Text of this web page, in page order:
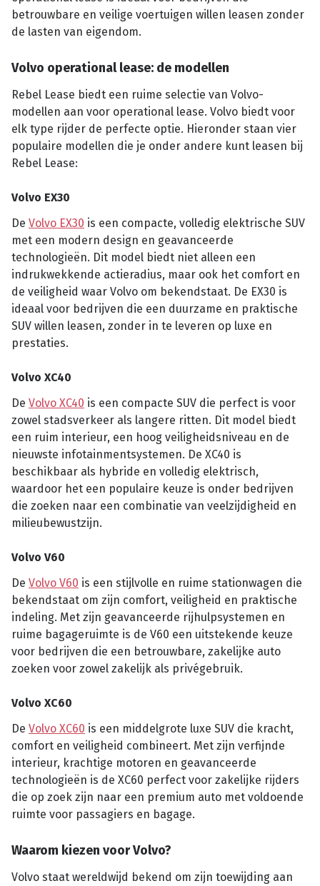
betrouwbare en veilige voertuigen willen leasen zonder
de lasten van eigendom.
Volvo operational lease: de modellen
Rebel Lease biedt een ruime selectie van Volvo-
modellen aan voor operational lease. Volvo biedt voor
elk type rijder de perfecte optie. Hieronder staan vier
populaire modellen die je onder andere kunt leasen bij
Rebel Lease:
Volvo EX30
De Volvo EX30 is een compacte, volledig elektrische SUV
met een modern design en geavanceerde
technologieën. Dit model biedt niet alleen een
indrukwekkende actieradius, maar ook het comfort en
de veiligheid waar Volvo om bekendstaat. De EX30 is
ideaal voor bedrijven die een duurzame en praktische
SUV willen leasen, zonder in te leveren op luxe en
prestaties.
Volvo XC40
De Volvo XC40 is een compacte SUV die perfect is voor
zowel stadsverkeer als langere ritten. Dit model biedt
een ruim interieur, een hoog veiligheidsniveau en de
nieuwste infotainmentsystemen. De XC40 is
beschikbaar als hybride en volledig elektrisch,
waardoor het een populaire keuze is onder bedrijven
die zoeken naar een combinatie van veelzijdigheid en
milieubewustzijn.
Volvo V60
De Volvo V60 is een stijlvolle en ruime stationwagen die
bekendstaat om zijn comfort, veiligheid en praktische
indeling. Met zijn geavanceerde rijhulpsystemen en
ruime bagageruimte is de V60 een uitstekende keuze
voor bedrijven die een betrouwbare, zakelijke auto
zoeken voor zowel zakelijk als privégebruik.
Volvo XC60
De Volvo XC60 is een middelgrote luxe SUV die kracht,
comfort en veiligheid combineert. Met zijn verfijnde
interieur, krachtige motoren en geavanceerde
technologieën is de XC60 perfect voor zakelijke rijders
die op zoek zijn naar een premium auto met voldoende
ruimte voor passagiers en bagage.
Waarom kiezen voor Volvo?
Volvo staat wereldwijd bekend om zijn toewijding aan